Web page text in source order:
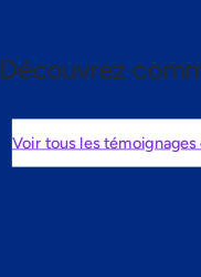
Découvrez
Voir tous les